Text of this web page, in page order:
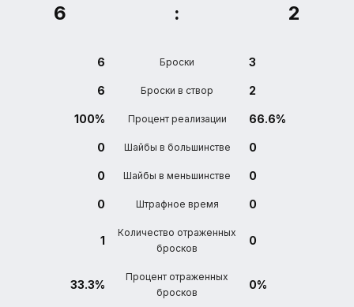
6 : 2
6 Броски 3
6 Броски в створ 2
100% Процент реализации 66.6%
0 Шайбы в большинстве 0
0 Шайбы в меньшинстве 0
0 Штрафное время 0
1
Количество отраженных
бросков
0
33.3%
Процент отраженных
бросков
0%